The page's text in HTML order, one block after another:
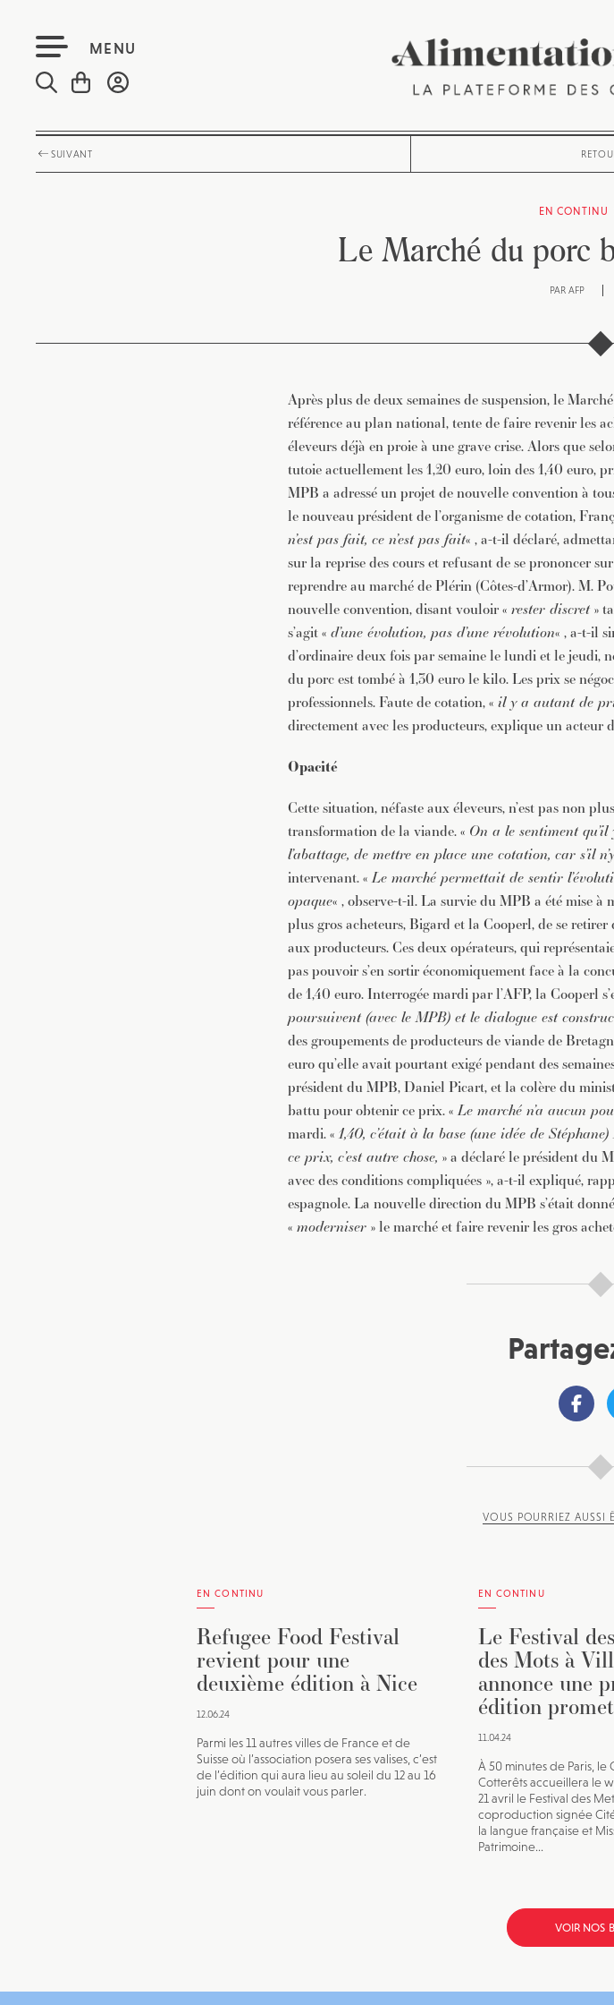
MENU
SUIVANT
EN CONTINU
Le Marché du porc
PAR AFP
Après plus de deux semaines de suspension, le
référence au plan national, tente de faire revenir les
éleveurs déjà en proie à une grave crise. Alors que
tutoie actuellement les 1,20 euro, loin des 1,40 euro,
MPB a adressé un projet de nouvelle convention à
le nouveau président de l’organisme de cotation,
n’est pas fait, ce n’est pas fait« , a-t-il déclaré,
sur la reprise des cours et refusant de se prononcer
reprendre au marché de Plérin (Côtes-d’Armor). M.
nouvelle convention, disant vouloir « rester discret»
s’agit « d’une évolution, pas d’une révolution« , a-t-il
d’ordinaire deux fois par semaine le lundi et le jeudi,
du porc est tombé à 1,30 euro le kilo. Les prix se
professionnels. Faute de cotation, « il y a autant de
directement avec les producteurs, explique un acteur
Opacité
Cette situation, néfaste aux éleveurs, n’est pas non
transformation de la viande. « On a le sentiment
l’abattage, de mettre en place une cotation, car s’il
intervenant. «Le marché permettait de sentir
opaque« , observe-t-il. La survie du MPB a été mise
plus gros acheteurs, Bigard et la Cooperl, de se
aux producteurs. Ces deux opérateurs, qui
pas pouvoir s’en sortir économiquement face à la
de 1,40 euro. Interrogée mardi par l’AFP, la Cooperl
poursuivent (avec le MPB) et le dialogue est
des groupements de producteurs de viande de
euro qu’elle avait pourtant exigé pendant des
président du MPB, Daniel Picart, et la colère du
battu pour obtenir ce prix. «Le marché n’a aucun
mardi. «1,40, c’était à la base (une idée de
ce prix, c’est autre chose, » a déclaré le président du
avec des conditions compliquées », a-t-il expliqué,
espagnole. La nouvelle direction du MPB s’était
« moderniser » le marché et faire revenir les gros
VOUS POURRIEZ AUSSI
EN CONTINU
Refugee Food Festival
revient pour une
deuxième édition à Nice
12.06.24
Parmi les 11 autres villes de France et de
Suisse où l’association posera ses valises, c’est
de l’édition qui aura lieu au soleil du 12 au 16
juin dont on voulait vous parler.
EN CONTINU
Le Festival
des Mots à
annonce une
édition
11.04.24
À 50 minutes de Paris, le
Cotterêts accueillera le
21 avril le Festival des
coproduction signée
la langue française et
Patrimoine...
VOIR NOS